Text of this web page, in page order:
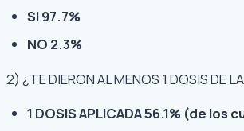
SI 97.7%
NO 2.3%
2) ¿TE DIERON AL MENOS 1 DOSIS DE
1 DOSIS APLICADA 56.1% (de